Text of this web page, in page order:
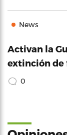
News
Activan la
extinción de
0